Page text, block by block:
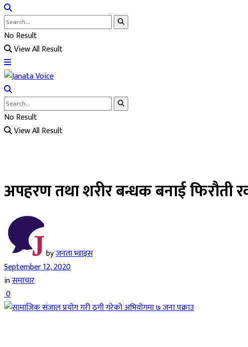
No Result
View All Result
No Result
View All Result
अपहरण तथा शरीर बन्धक बनाई फिरौती
byजनता भ्वाइस
September 12, 2020
inसमाचार
0